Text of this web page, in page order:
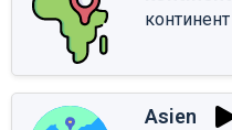
континент
Asien